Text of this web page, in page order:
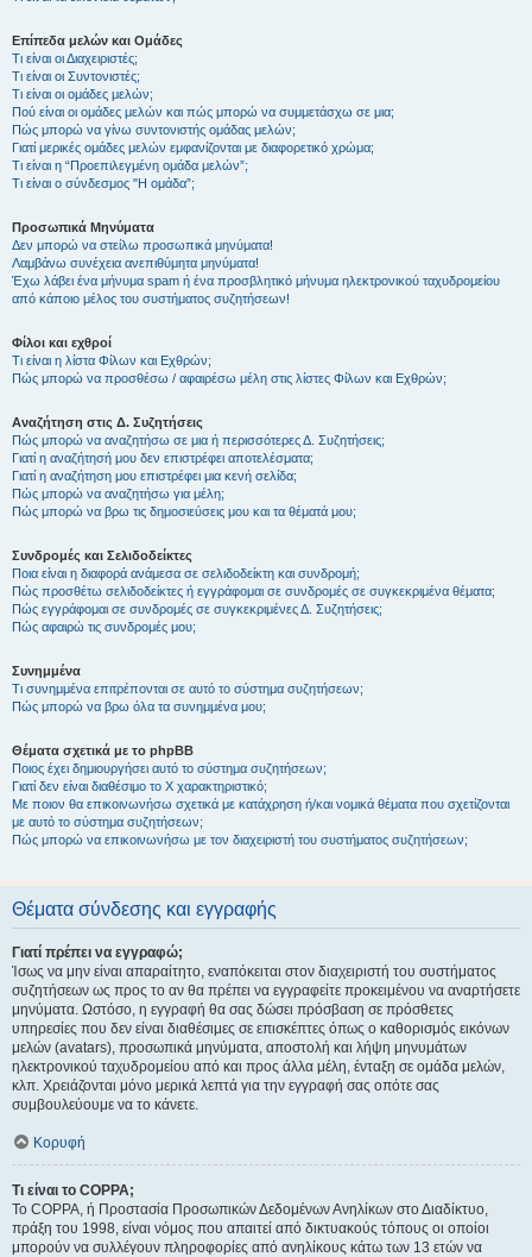
Επίπεδα μελών και Ομάδες
Τι είναι οι Διαχειριστές;
Τι είναι οι Συντονιστές;
Τι είναι οι ομάδες μελών;
Πού είναι οι ομάδες μελών και πώς μπορώ να συμμετάσχω σε μια;
Πώς μπορώ να γίνω συντονιστής ομάδας μελών;
Γιατί μερικές ομάδες μελών εμφανίζονται με διαφορετικό χρώμα;
Τι είναι η “Προεπιλεγμένη ομάδα μελών”;
Τι είναι ο σύνδεσμος "Η ομάδα”;
Προσωπικά Μηνύματα
Δεν μπορώ να στείλω προσωπικά μηνύματα!
Λαμβάνω συνέχεια ανεπιθύμητα μηνύματα!
Έχω λάβει ένα μήνυμα spam ή ένα προσβλητικό μήνυμα ηλεκτρονικού ταχυδρομείου
από κάποιο μέλος του συστήματος συζητήσεων!
Φίλοι και εχθροί
Τι είναι η λίστα Φίλων και Εχθρών;
Πώς μπορώ να προσθέσω / αφαιρέσω μέλη στις λίστες Φίλων και Εχθρών;
Αναζήτηση στις Δ. Συζητήσεις
Πώς μπορώ να αναζητήσω σε μια ή περισσότερες Δ. Συζητήσεις;
Γιατί η αναζήτησή μου δεν επιστρέφει αποτελέσματα;
Γιατί η αναζήτηση μου επιστρέφει μια κενή σελίδα;
Πώς μπορώ να αναζητήσω για μέλη;
Πώς μπορώ να βρω τις δημοσιεύσεις μου και τα θέματά μου;
Συνδρομές και Σελιδοδείκτες
Ποια είναι η διαφορά ανάμεσα σε σελιδοδείκτη και συνδρομή;
Πώς προσθέτω σελιδοδείκτες ή εγγράφομαι σε συνδρομές σε συγκεκριμένα θέματα;
Πώς εγγράφομαι σε συνδρομές σε συγκεκριμένες Δ. Συζητήσεις;
Πώς αφαιρώ τις συνδρομές μου;
Συνημμένα
Τι συνημμένα επιτρέπονται σε αυτό το σύστημα συζητήσεων;
Πώς μπορώ να βρω όλα τα συνημμένα μου;
Θέματα σχετικά με το phpBB
Ποιος έχει δημιουργήσει αυτό το σύστημα συζητήσεων;
Γιατί δεν είναι διαθέσιμο το Χ χαρακτηριστικό;
Με ποιον θα επικοινωνήσω σχετικά με κατάχρηση ή/και νομικά θέματα που σχετίζονται
με αυτό το σύστημα συζητήσεων;
Πώς μπορώ να επικοινωνήσω με τον διαχειριστή του συστήματος συζητήσεων;
Θέματα σύνδεσης και εγγραφής
Γιατί πρέπει να εγγραφώ;
Ίσως να μην είναι απαραίτητο, εναπόκειται στον διαχειριστή του συστήματος
συζητήσεων ως προς το αν θα πρέπει να εγγραφείτε προκειμένου να αναρτήσετε
μηνύματα. Ωστόσο, η εγγραφή θα σας δώσει πρόσβαση σε πρόσθετες
υπηρεσίες που δεν είναι διαθέσιμες σε επισκέπτες όπως ο καθορισμός εικόνων
μελών (avatars), προσωπικά μηνύματα, αποστολή και λήψη μηνυμάτων
ηλεκτρονικού ταχυδρομείου από και προς άλλα μέλη, ένταξη σε ομάδα μελών,
κλπ. Χρειάζονται μόνο μερικά λεπτά για την εγγραφή σας οπότε σας
συμβουλεύουμε να το κάνετε.
Κορυφή
Τι είναι το COPPA;
Το COPPA, ή Προστασία Προσωπικών Δεδομένων Ανηλίκων στο Διαδίκτυο,
πράξη του 1998, είναι νόμος που απαιτεί από δικτυακούς τόπους οι οποίοι
μπορούν να συλλέγουν πληροφορίες από ανηλίκους κάτω των 13 ετών να